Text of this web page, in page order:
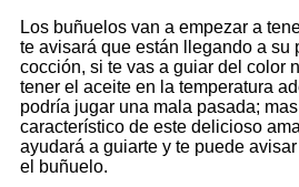
Los buñuelos van a empezar a
te avisará que están llegando a su
cocción, si te vas a guiar del color
tener el aceite en la temperatura
podría jugar una mala pasada;
característico de este delicioso
ayudará a guiarte y te puede
el buñuelo.